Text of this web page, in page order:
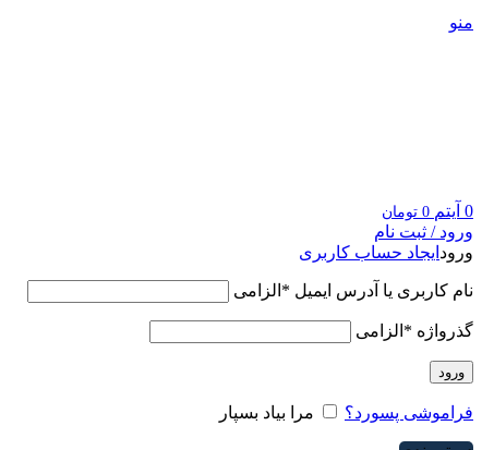
منو
0 آیتم 0 تومان
ورود / ثبت نام
ورود ایجاد حساب کاربری
نام کاربری یا آدرس ایمیل * الزامی
گذرواژه * الزامی
ورود
فراموشی پسورد؟ مرا بیاد بسپار